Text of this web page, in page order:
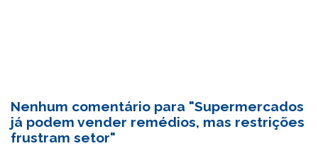
Nenhum comentário para "Supermercados
já podem vender remédios, mas restrições
frustram setor"